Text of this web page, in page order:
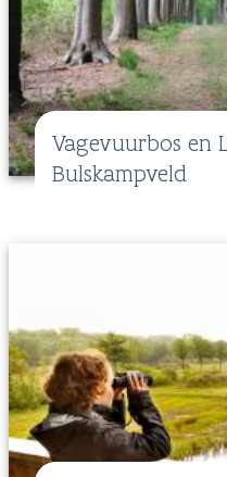
Vagevuurbos en
Bulskampveld